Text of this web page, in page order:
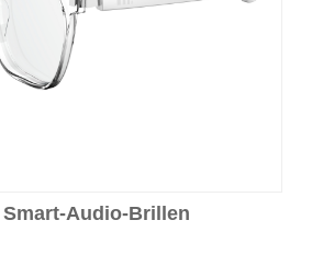
Smart-Audio-Brillen